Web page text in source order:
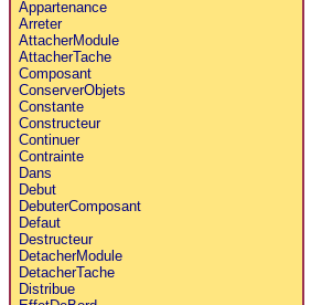
Appartenance
Arreter
AttacherModule
AttacherTache
Composant
ConserverObjets
Constante
Constructeur
Continuer
Contrainte
Dans
Debut
DebuterComposant
Defaut
Destructeur
DetacherModule
DetacherTache
Distribue